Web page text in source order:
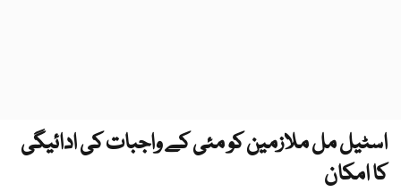
اسٹیل مل ملازمین کو مئی کے واجبات کی ادائیگی
کا امکان